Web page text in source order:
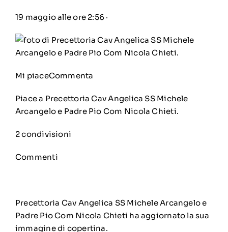
19 maggio alle ore 2:56 ·
Mi piaceCommenta
Piace a Precettoria Cav Angelica SS Michele
Arcangelo e Padre Pio Com Nicola Chieti.
2 condivisioni
Commenti
Precettoria Cav Angelica SS Michele Arcangelo e
Padre Pio Com Nicola Chieti ha aggiornato la sua
immagine di copertina.